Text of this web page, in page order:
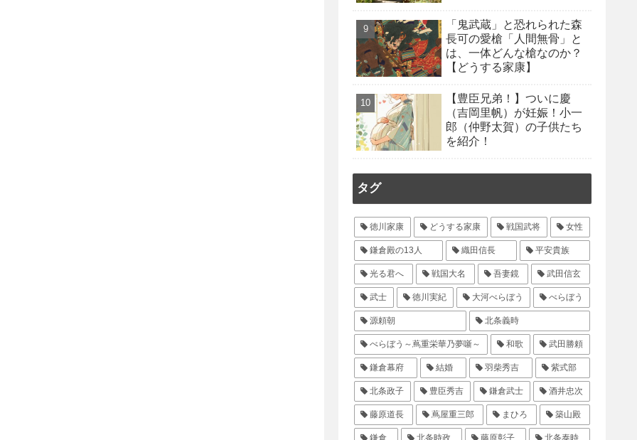
「鬼武蔵」と恐れられた森
長可の愛槍「人間無骨」と
は、一体どんな槍なのか？
【どうする家康】
【豊臣兄弟！】ついに慶
（吉岡里帆）が妊娠！小一
郎（仲野太賀）の子供たち
を紹介！
タグ
徳川家康 どうする家康 戦国武将 女性
鎌倉殿の13人 織田信長 平安貴族
光る君へ 戦国大名 吾妻鏡 武田信玄
武士 徳川実紀 大河べらぼう べらぼう
源頼朝 北条義時
べらぼう～蔦重栄華乃夢噺～ 和歌 武田勝頼
鎌倉幕府 結婚 羽柴秀吉 紫式部
北条政子 豊臣秀吉 鎌倉武士 酒井忠次
藤原道長 蔦屋重三郎 まひろ 築山殿
鎌倉 北条時政 藤原彰子 北条泰時